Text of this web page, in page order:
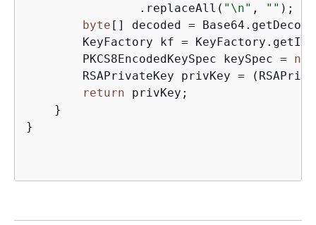
                .replaceAll(
"\n" , "" );
byte [] decoded =
KeyFactory kf =
        PKCS8EncodedKeySpec keySpec =
new
RSAPrivateKey privKey =
return privKey;
    }
}